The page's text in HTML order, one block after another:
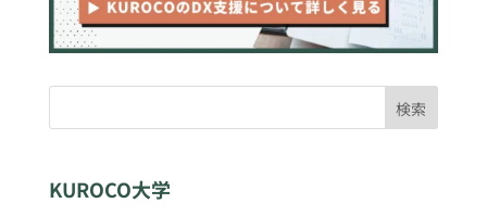
検索
KUROCO大学